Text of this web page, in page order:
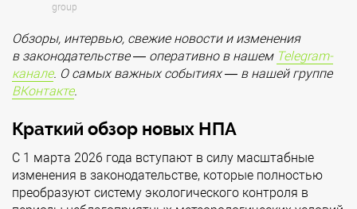
group
Обзоры, интервью, свежие новости и изменения
в законодательстве — оперативно в нашем Telegram-
канале. О самых важных событиях — в нашей группе
ВКонтакте.
Краткий обзор новых НПА
С 1 марта 2026 года вступают в силу масштабные
изменения в законодательстве, которые полностью
преобразуют систему экологического контроля в